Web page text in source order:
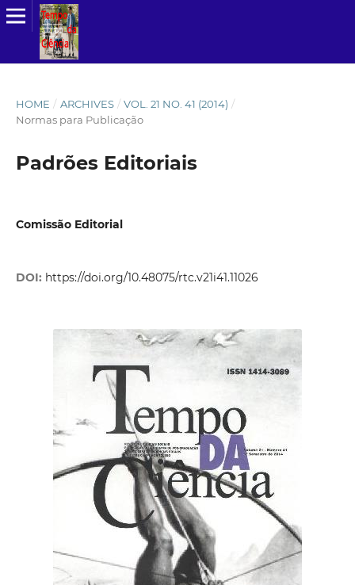
HOME / ARCHIVES / VOL. 21 NO. 41 (2014) /
Normas para Publicação
Padrões Editoriais
Comissão Editorial
DOI: https://doi.org/10.48075/rtc.v21i41.11026